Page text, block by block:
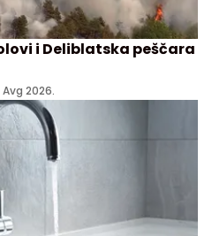
i Deliblatska peščara
Avg 2026.